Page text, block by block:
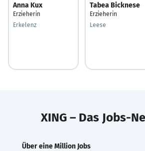
Anna Kux
Erzieherin
Erkelenz
Tabea Bicknese
Erzieherin
Leese
XING – Das Jobs-
Über eine Million Jobs